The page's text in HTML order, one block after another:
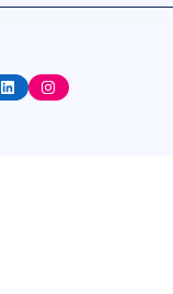
LinkedIn Instagram